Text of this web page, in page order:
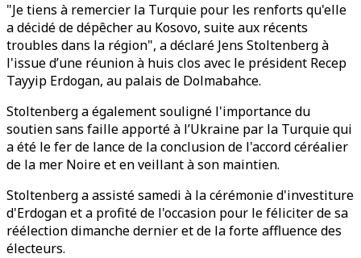
"Je tiens à remercier la Turquie pour les renforts qu'elle
a décidé de dépêcher au Kosovo, suite aux récents
troubles dans la région", a déclaré Jens Stoltenberg à
l'issue d’une réunion à huis clos avec le président Recep
Tayyip Erdogan, au palais de Dolmabahce.
Stoltenberg a également souligné l'importance du
soutien sans faille apporté à l’Ukraine par la Turquie qui
a été le fer de lance de la conclusion de l'accord céréalier
de la mer Noire et en veillant à son maintien.
Stoltenberg a assisté samedi à la cérémonie d'investiture
d'Erdogan et a profité de l'occasion pour le féliciter de sa
réélection dimanche dernier et de la forte affluence des
électeurs.